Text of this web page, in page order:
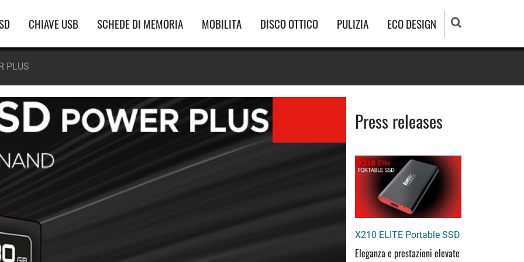
CHIAVE USB SCHEDE DI MEMORIA MOBILITA DISCO OTTICO PULIZIA ECO DESIGN
PLUS
Press releases
X210 ELITE Portable SSD
Eleganza e prestazioni elevate